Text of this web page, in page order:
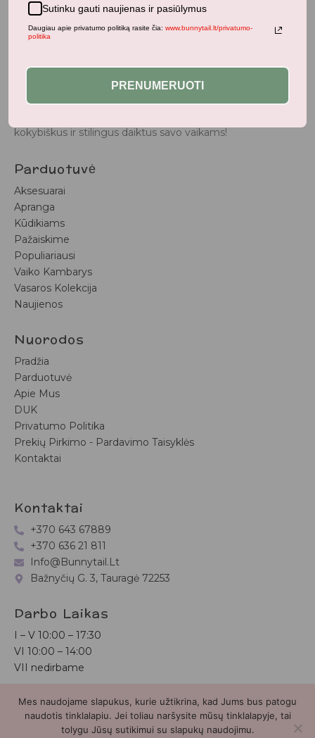
kokybiškus ir stilingus daiktus savo vaikams!
Parduotuvė
Aksesuarai
Apranga
Kūdikiams
Pažaiskime
Populiariausi
Vaiko Kambarys
Vasaros Kolekcija
Naujienos
Nuorodos
Pradžia
Parduotuvė
Apie Mus
DUK
Privatumo Politika
Prekių Pirkimo - Pardavimo Taisyklės
Kontaktai
Kontaktai
+370 643 67889
+370 636 21 811
Info@bunnytail.lt
Bažnyčių G. 3, Tauragė 72253
Darbo Laikas
I – V 10:00 – 17:30
VI 10:00 – 14:00
VII nedirbame
Bunnytail.lt| Copyright 2026 | Svetainė sukurtaMyra.lt
Mes naudojame slapukus, kurie užtikrina, kad Jums bus patogu
naudotis tinklalapiu. Jei toliau naršysite mūsų tinklalapyje, tai
tolygu Jūsų sutikimui su slapukų naudojimu.
Sutinku gauti naujienas ir pasiūlymus
Daugiau apie privatumo politiką rasite čia: www.bunnytail.lt/privatumo-
politika
PRENUMERUOTI